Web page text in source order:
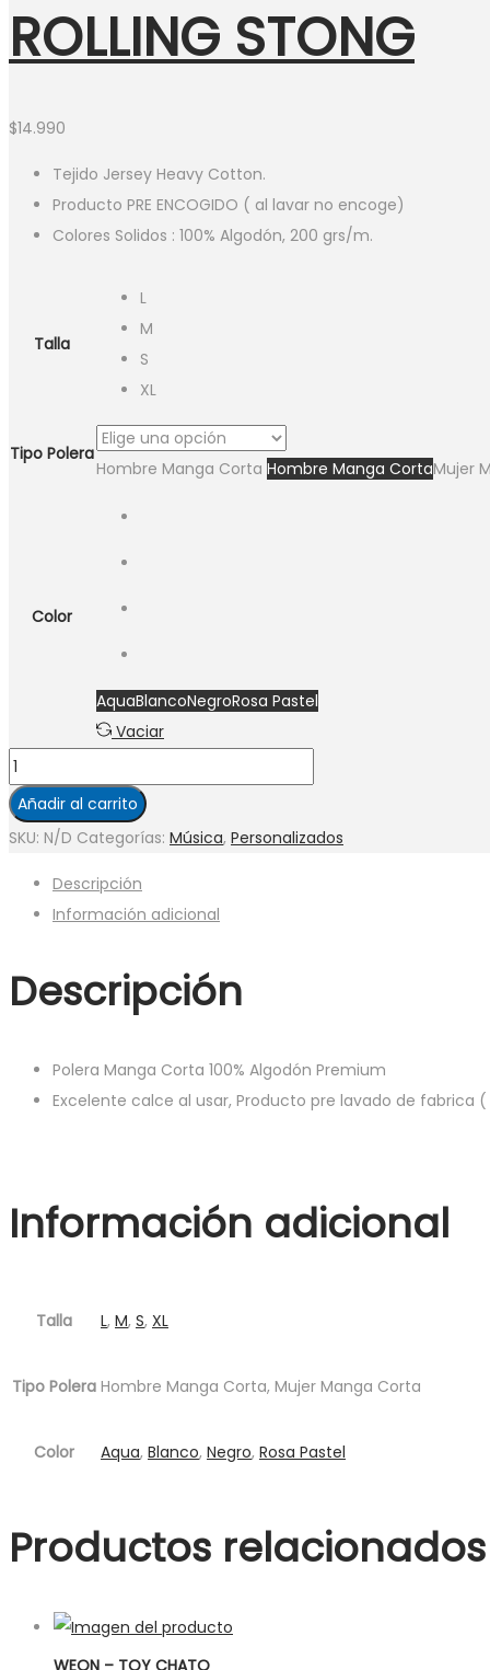
ROLLING STONG
$14.990
Tejido Jersey Heavy Cotton.
Producto PRE ENCOGIDO ( al lavar no encoge)
Colores Solidos : 100% Algodón, 200 grs/m.
Talla
L
M
S
XL
Tipo Polera
Hombre Manga Corta Hombre Manga CortaMujer
Color
AquaBlancoNegroRosa Pastel
Vaciar
ROLLING
STONG
cantidad
Añadir al carrito
SKU: N/D Categorías: Música, Personalizados
Descripción
Información adicional
Descripción
Polera Manga Corta 100% Algodón Premium
Excelente calce al usar, Producto pre lavado de fabrica
Información adicional
Talla L, M, S, XL
Tipo Polera Hombre Manga Corta, Mujer Manga Corta
Color Aqua, Blanco, Negro, Rosa Pastel
Productos relacionados